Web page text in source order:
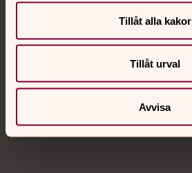
Tillåt alla kakor
Tillåt urval
Avvisa
Kalender